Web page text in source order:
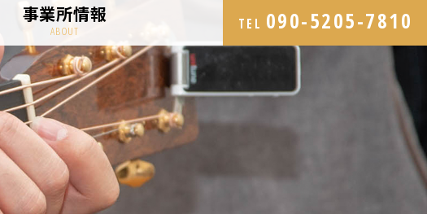
TEL 090-5205-7810
事業所情報
ABOUT